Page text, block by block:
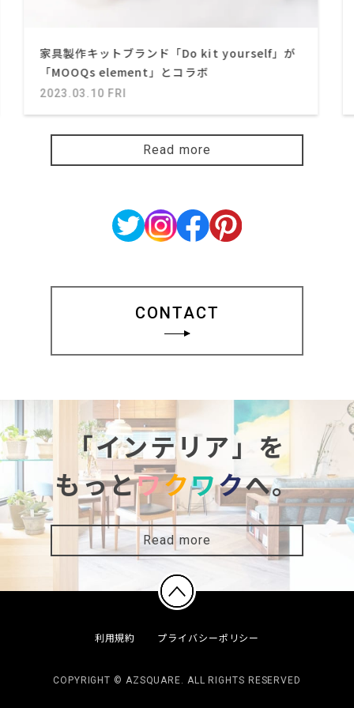
家具製作キットブランド「Do kit yourself」が
「MOOQs element」とコラボ
2023.03.10 FRI
Read more
CONTACT
「インテリア」を
もっとワクワクへ。
Read more
利用規約 プライバシーポリシー
COPYRIGHT © AZSQUARE. ALL RIGHTS RESERVED